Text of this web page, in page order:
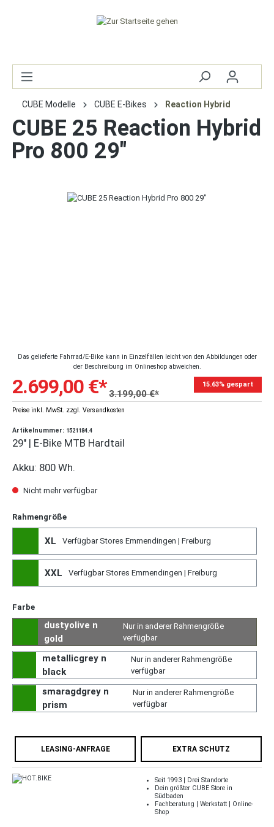
CUBE Modelle CUBE E-Bikes Reaction Hybrid
CUBE 25 Reaction Hybrid
Pro 800 29"
Das gelieferte Fahrrad/E-Bike kann in Einzelfällen leicht von den Abbildungen oder
der Beschreibung im Onlineshop abweichen.
2.699,00 €*3.199,00 €*
15.63% gespart
Preise inkl. MwSt. zzgl. Versandkosten
Artikelnummer: 1521184.4
29" | E-Bike MTB Hardtail
Akku: 800 Wh.
Nicht mehr verfügbar
Rahmengröße
XL Verfügbar Stores Emmendingen | Freiburg
XXL Verfügbar Stores Emmendingen | Freiburg
Farbe
dustyolive n
gold
Nur in anderer Rahmengröße
verfügbar
metallicgrey n
black
Nur in anderer Rahmengröße
verfügbar
smaragdgrey n
prism
Nur in anderer Rahmengröße
verfügbar
LEASING-ANFRAGE EXTRA SCHUTZ
Seit 1993 | Drei Standorte
Dein größter CUBE Store in
Südbaden
Fachberatung | Werkstatt | Online-
Shop